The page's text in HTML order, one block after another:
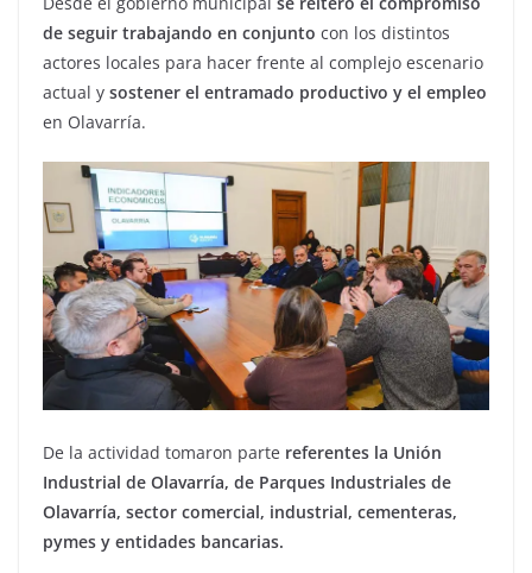
de seguir trabajando en conjunto con los distintos
actores locales para hacer frente al complejo escenario
actual y sostener el entramado productivo y el empleo
en Olavarría.
De la actividad tomaron parte referentes la Unión
Industrial de Olavarría, de Parques Industriales de
Olavarría, sector comercial, industrial, cementeras,
pymes y entidades bancarias.